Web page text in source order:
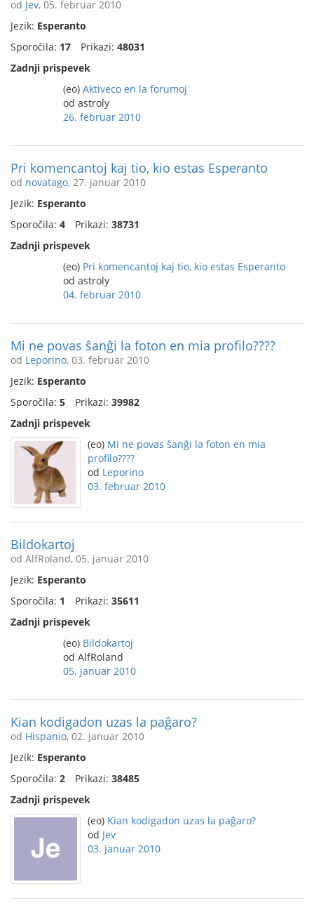
od Jev, 05. februar 2010
Jezik: Esperanto
Sporočila: 17 Prikazi: 48031
Zadnji prispevek
(eo) Aktiveco en la forumoj
od astroly
26. februar 2010
Pri komencantoj kaj tio, kio estas Esperanto
od novatago, 27. januar 2010
Jezik: Esperanto
Sporočila: 4 Prikazi: 38731
Zadnji prispevek
(eo) Pri komencantoj kaj tio, kio estas Esperanto
od astroly
04. februar 2010
Mi ne povas ŝanĝi la foton en mia profilo????
od Leporino, 03. februar 2010
Jezik: Esperanto
Sporočila: 5 Prikazi: 39982
Zadnji prispevek
(eo) Mi ne povas ŝanĝi la foton en mia
profilo????
od Leporino
03. februar 2010
Bildokartoj
od AlfRoland, 05. januar 2010
Jezik: Esperanto
Sporočila: 1 Prikazi: 35611
Zadnji prispevek
(eo) Bildokartoj
od AlfRoland
05. januar 2010
Kian kodigadon uzas la paĝaro?
od Hispanio, 02. januar 2010
Jezik: Esperanto
Sporočila: 2 Prikazi: 38485
Zadnji prispevek
(eo) Kian kodigadon uzas la paĝaro?
od Jev
03. januar 2010